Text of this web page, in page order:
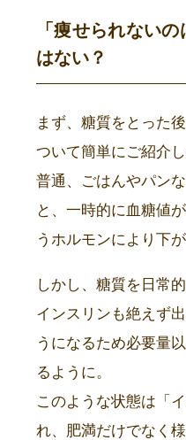
「痩せられない
はない？
まず、糖質をとった
ついて簡単にご紹介し
普通、ごはんやパン
と、一時的に血糖値
うホルモンにより下
しかし、糖質を日常
インスリンも絶えず
うになるため必要量
るように。
このような状態は「
れ、肥満だけでなく